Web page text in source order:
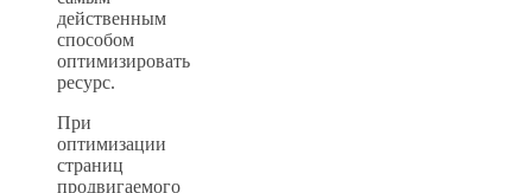
действенным
способом
оптимизировать
ресурс.
При
оптимизации
страниц
продвигаемого